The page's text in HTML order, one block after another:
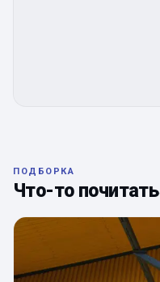
ПОДБОРКА
Что-то почитать